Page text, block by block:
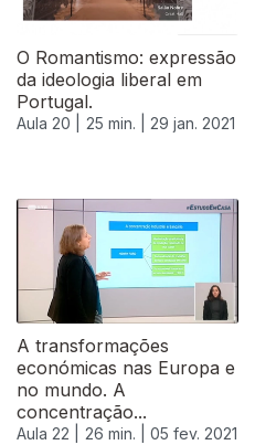
O Romantismo: expressão
da ideologia liberal em
Portugal.
Aula 20 | 25 min. | 29 jan. 2021
A transformações
económicas nas Europa e
no mundo. A
concentração...
Aula 22 | 26 min. | 05 fev. 2021
523104